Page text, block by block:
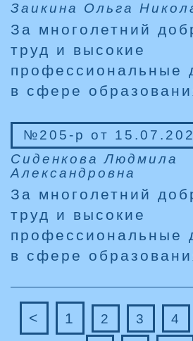
Заикина Ольга
За многолетний
труд и высокие
профессиональные
в сфере
№205-р от
Сиденкова Людмила
Александровна
За многолетний
труд и высокие
профессиональные
в сфере
< 1 2 3 4